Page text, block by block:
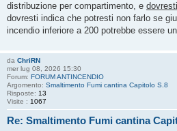
distribuzione per compartimento, e dovresti
dovresti indica che potresti non farlo se
incendio inferiore a 200 potrebbe essere
da ChriRN
mer lug 08, 2026 15:30
Forum: FORUM ANTINCENDIO
Argomento: Smaltimento Fumi cantina Capitolo S.8
Risposte: 13
Visite : 1067
Re: Smaltimento Fumi cantina